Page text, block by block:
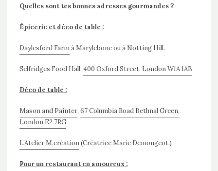
Quelles sont tes bonnes adresses gourmandes ?
Épicerie et déco de table :
Daylesford Farmà Marylebone ou à Notting Hill.
Selfridges Food Hall, 400 Oxford Street, London W1A 1AB
Déco de table :
Mason and Painter, 67 Columbia Road Bethnal Green,
London E2 7RG
L’Atelier M.création(Créatrice Marie Demongeot.)
Pour un restaurant en amoureux :